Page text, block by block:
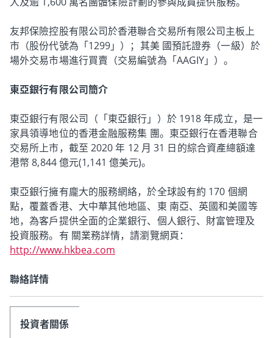
友邦保險控股有限公司於香港聯合交易所有限公司主板上
市（股份代號為「1299」）；其美 國預託證券（一級）於
場外交易市場進行買賣（交易編號為「AAGIY」）。
東亞銀行有限公司簡介
東亞銀行有限公司（「東亞銀行」）於 1918 年成立，是一
家具領導地位的香港金融服務集 團。東亞銀行在香港聯合
交易所上市，截至 2020 年 12 月 31 日的綜合資產總額達
港幣 8,844 億元(1,141 億美元)。
東亞銀行擁有龐大的服務網絡，於全球設有約 170 個網
點，覆蓋香港、大中華其他地區、東 南亞、英國和美國等
地，為客戶提供全面的企業銀行、個人銀行、財富管理及
投資服務。有 關業務詳情，請瀏覽網頁：
http://www.hkbea.com
聯絡詳情
投資者關係